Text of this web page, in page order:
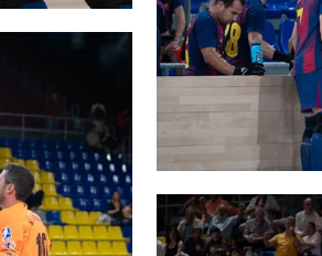
FC Barcelona club badge